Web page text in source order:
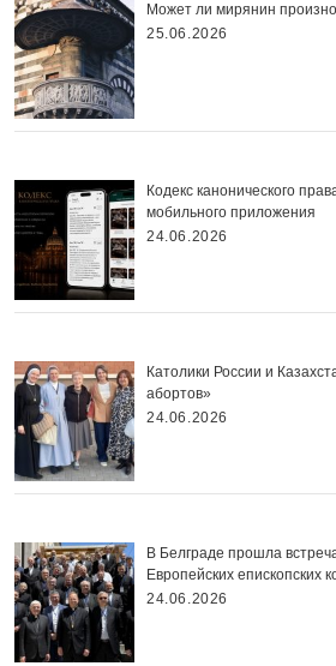
Может ли мирянин
25.06.2026
Кодекс канонического
мобильного приложения
24.06.2026
Католики России и
абортов»
24.06.2026
В Белграде прошла
Европейских епископских
24.06.2026